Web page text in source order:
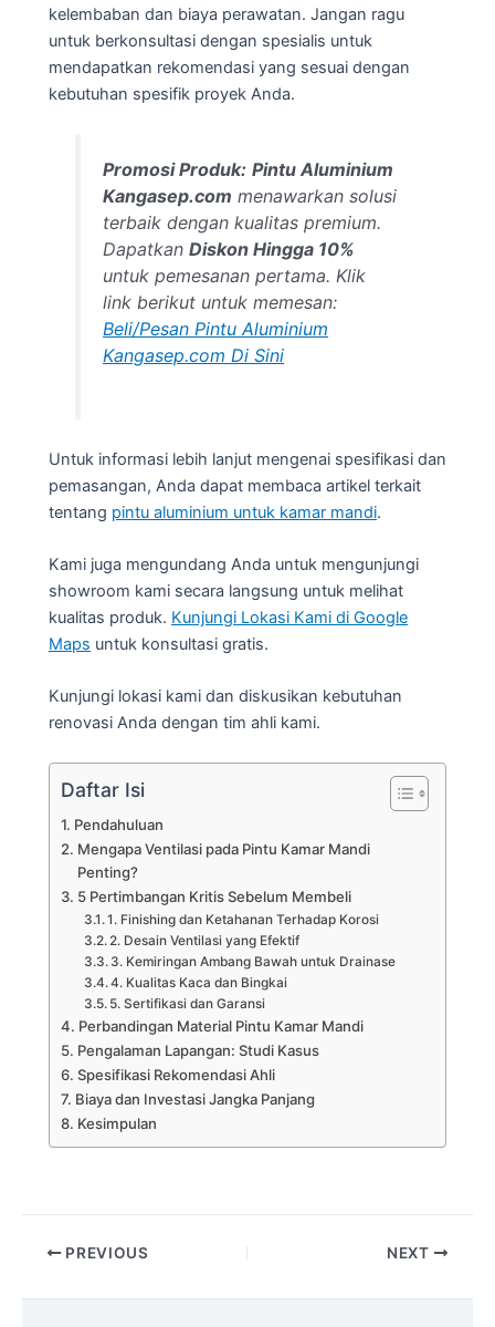
kelembaban dan biaya perawatan. Jangan ragu
untuk berkonsultasi dengan spesialis untuk
mendapatkan rekomendasi yang sesuai dengan
kebutuhan spesifik proyek Anda.
Promosi Produk: Pintu Aluminium
Kangasep.com menawarkan solusi
terbaik dengan kualitas premium.
DapatkanDiskon Hingga 10%
untuk pemesanan pertama. Klik
link berikut untuk memesan:
Beli/Pesan Pintu Aluminium
Kangasep.com Di Sini
Untuk informasi lebih lanjut mengenai spesifikasi dan
pemasangan, Anda dapat membaca artikel terkait
tentang pintu aluminium untuk kamar mandi.
Kami juga mengundang Anda untuk mengunjungi
showroom kami secara langsung untuk melihat
kualitas produk. Kunjungi Lokasi Kami di Google
Maps untuk konsultasi gratis.
Kunjungi lokasi kami dan diskusikan kebutuhan
renovasi Anda dengan tim ahli kami.
Daftar Isi
Pendahuluan
Mengapa Ventilasi pada Pintu Kamar Mandi
Penting?
5 Pertimbangan Kritis Sebelum Membeli
1. Finishing dan Ketahanan Terhadap Korosi
2. Desain Ventilasi yang Efektif
3. Kemiringan Ambang Bawah untuk Drainase
4. Kualitas Kaca dan Bingkai
5. Sertifikasi dan Garansi
Perbandingan Material Pintu Kamar Mandi
Pengalaman Lapangan: Studi Kasus
Spesifikasi Rekomendasi Ahli
Biaya dan Investasi Jangka Panjang
Kesimpulan
PREVIOUS NEXT